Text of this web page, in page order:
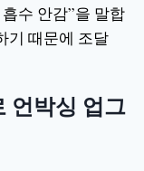
수 안감”을 말합
기 때문에 조달
언박싱 업그